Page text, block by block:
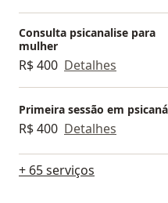
Consulta psicanalise para
mulher
R$ 400 Detalhes
Primeira sessão em
R$ 400 Detalhes
+ 65 serviços